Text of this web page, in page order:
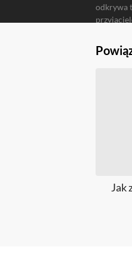
odkrywa
został
okrutnych
Jak